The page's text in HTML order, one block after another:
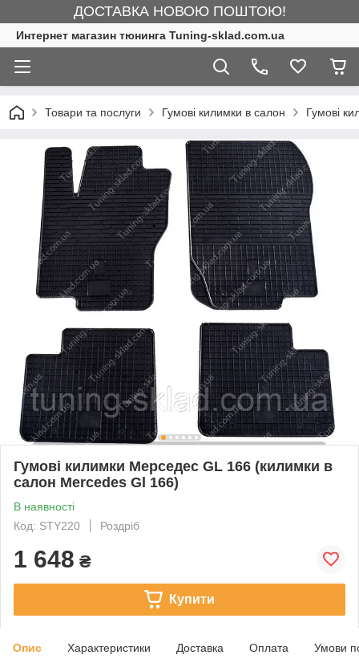
ДОСТАВКА НОВОЮ ПОШТОЮ!
Интернет магазин тюнинга Tuning-sklad.com.ua
Товари та послуги Гумові килимки в салон Гумові
Гумові килимки Мерседес GL 166 (килимки в
салон Mercedes Gl 166)
В наявності
Код: STY220
Роздріб
1 648 ₴
Купити
Опис Характеристики Доставка Оплата Умови